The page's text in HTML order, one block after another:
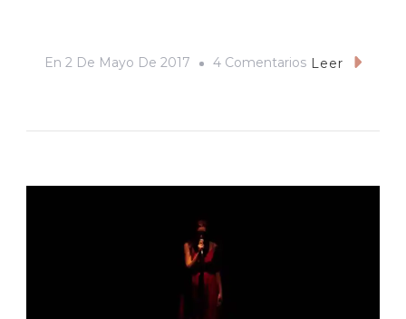
En 2 De Mayo De 2017 4 ComentariosEnLeer